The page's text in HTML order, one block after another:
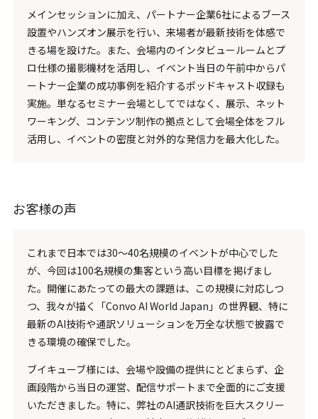
メインセッションに加え、パートナー企業6社によるブース
設置やハンズオン展示を行い、来場者が最新技術を体感で
きる場を設けた。また、会場内のインタビュールームとプ
ロ仕様の撮影機材を活用し、イベント当日の午前中からパ
ートナー企業の成功事例を紹介するポッドキャスト収録も
実施。単なるセミナー会場としてではなく、展示、ネット
ワーキング、コンテンツ制作の拠点として会場全体をフル
活用し、イベントの密度と対外的な発信力を最大化した。
お客様の声
これまで日本では30〜40名規模のイベントが中心でした
が、今回は100名規模の集客という高い目標を掲げまし
た。開催にあたっての最大の課題は、この規模に対応しつ
つ、我々が描く「Convo AI World Japan」の世界観、特に
最新のAI技術や通訳ソリューションを万全な状態で披露で
きる環境の確保でした。
ブイキューブ様には、会場や設備の提供にとどまらず、企
画段階から当日の運営、配信サポートまで全面的にご支援
いただきました。特に、弊社のAI通訳技術を巨大スクリー